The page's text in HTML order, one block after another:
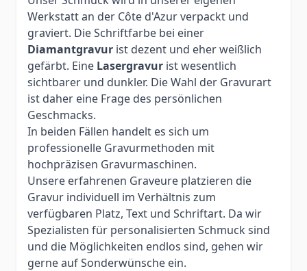
Werkstatt an der Côte d'Azur verpackt und
graviert. Die Schriftfarbe bei einer
Diamantgravur ist dezent und eher weißlich
gefärbt. Eine Lasergravur ist wesentlich
sichtbarer und dunkler. Die Wahl der Gravurart
ist daher eine Frage des persönlichen
Geschmacks.
In beiden Fällen handelt es sich um
professionelle Gravurmethoden mit
hochpräzisen Gravurmaschinen.
Unsere erfahrenen Graveure platzieren die
Gravur individuell im Verhältnis zum
verfügbaren Platz, Text und Schriftart. Da wir
Spezialisten für personalisierten Schmuck sind
und die Möglichkeiten endlos sind, gehen wir
gerne auf Sonderwünsche ein.